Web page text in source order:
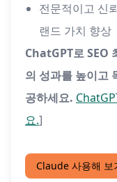
전문적이고 신
랜드 가치 향상
ChatGPT로 SEO
의 성과를 높이고
공하세요.
요.]
Claude 사용해 보